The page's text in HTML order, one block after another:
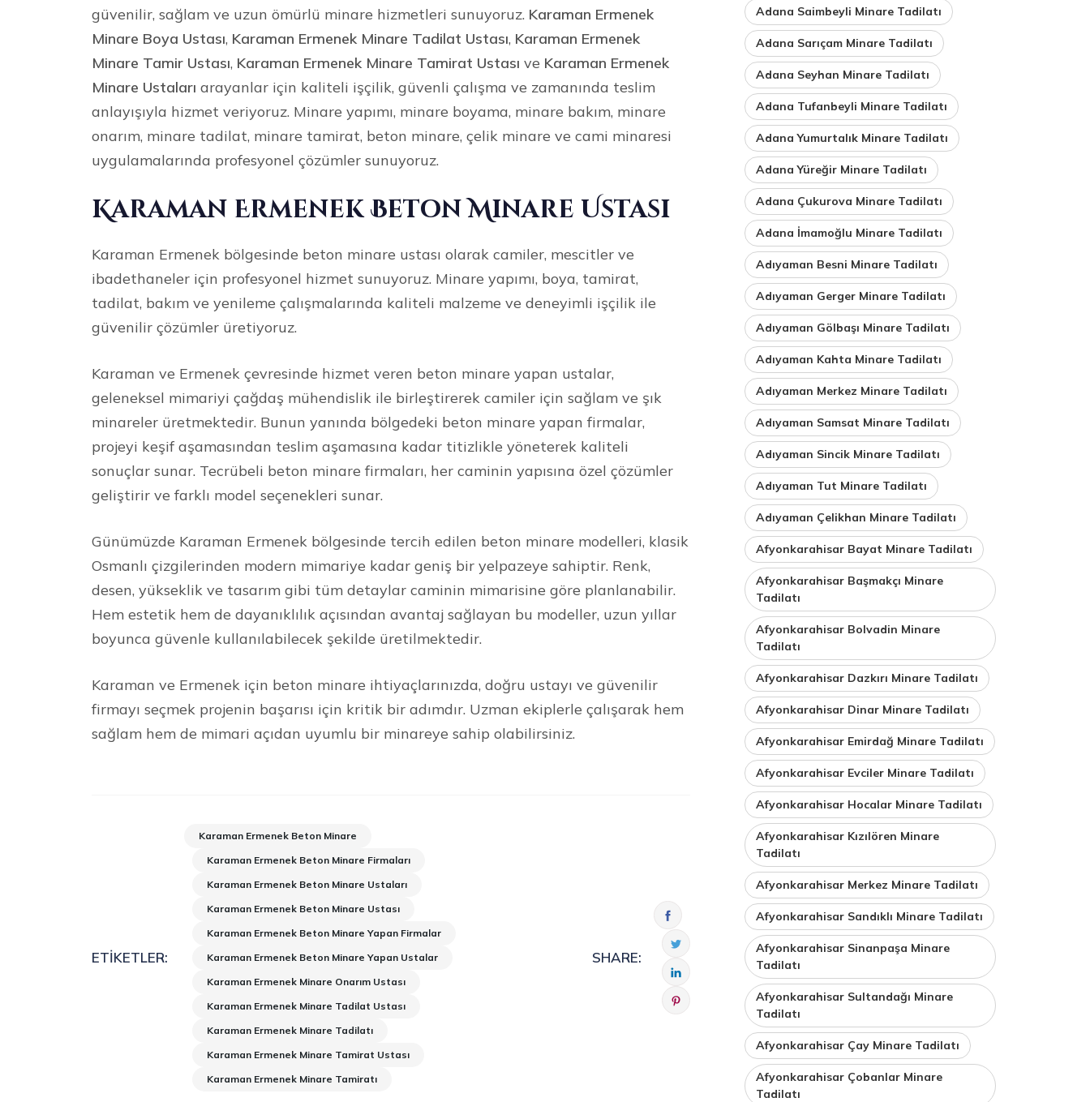
güvenilir, sağlam ve uzun ömürlü minare hizmetleri sunuyoruz. Karaman Ermenek
Minare Boya Ustası, Karaman Ermenek Minare Tadilat Ustası, Karaman Ermenek
Minare Tamir Ustası, Karaman Ermenek Minare Tamirat Ustası ve Karaman Ermenek
Minare Ustaları arayanlar için kaliteli işçilik, güvenli çalışma ve zamanında teslim
anlayışıyla hizmet veriyoruz. Minare yapımı, minare boyama, minare bakım, minare
onarım, minare tadilat, minare tamirat, beton minare, çelik minare ve cami minaresi
uygulamalarında profesyonel çözümler sunuyoruz.
Karaman Ermenek Beton Minare Ustası
Karaman Ermenek bölgesinde beton minare ustası olarak camiler, mescitler ve
ibadethaneler için profesyonel hizmet sunuyoruz. Minare yapımı, boya, tamirat,
tadilat, bakım ve yenileme çalışmalarında kaliteli malzeme ve deneyimli işçilik ile
güvenilir çözümler üretiyoruz.
Karaman ve Ermenek çevresinde hizmet veren beton minare yapan ustalar,
geleneksel mimariyi çağdaş mühendislik ile birleştirerek camiler için sağlam ve şık
minareler üretmektedir. Bunun yanında bölgedeki beton minare yapan firmalar,
projeyi keşif aşamasından teslim aşamasına kadar titizlikle yöneterek kaliteli
sonuçlar sunar. Tecrübeli beton minare firmaları, her caminin yapısına özel çözümler
geliştirir ve farklı model seçenekleri sunar.
Günümüzde Karaman Ermenek bölgesinde tercih edilen beton minare modelleri, klasik
Osmanlı çizgilerinden modern mimariye kadar geniş bir yelpazeye sahiptir. Renk,
desen, yükseklik ve tasarım gibi tüm detaylar caminin mimarisine göre planlanabilir.
Hem estetik hem de dayanıklılık açısından avantaj sağlayan bu modeller, uzun yıllar
boyunca güvenle kullanılabilecek şekilde üretilmektedir.
Karaman ve Ermenek için beton minare ihtiyaçlarınızda, doğru ustayı ve güvenilir
firmayı seçmek projenin başarısı için kritik bir adımdır. Uzman ekiplerle çalışarak hem
sağlam hem de mimari açıdan uyumlu bir minareye sahip olabilirsiniz.
ETIKETLER:
Karaman Ermenek Beton Minare
Karaman Ermenek Beton Minare Firmaları
Karaman Ermenek Beton Minare Ustaları
Karaman Ermenek Beton Minare Ustası
Karaman Ermenek Beton Minare Yapan Firmalar
Karaman Ermenek Beton Minare Yapan Ustalar
Karaman Ermenek Minare Onarım Ustası
Karaman Ermenek Minare Tadilat Ustası
Karaman Ermenek Minare Tadilatı
Karaman Ermenek Minare Tamirat Ustası
Karaman Ermenek Minare Tamiratı
SHARE:
Adana Saimbeyli Minare Tadilatı
Adana Sarıçam Minare Tadilatı
Adana Seyhan Minare Tadilatı
Adana Tufanbeyli Minare Tadilatı
Adana Yumurtalık Minare Tadilatı
Adana Yüreğir Minare Tadilatı
Adana Çukurova Minare Tadilatı
Adana İmamoğlu Minare Tadilatı
Adıyaman Besni Minare Tadilatı
Adıyaman Gerger Minare Tadilatı
Adıyaman Gölbaşı Minare Tadilatı
Adıyaman Kahta Minare Tadilatı
Adıyaman Merkez Minare Tadilatı
Adıyaman Samsat Minare Tadilatı
Adıyaman Sincik Minare Tadilatı
Adıyaman Tut Minare Tadilatı
Adıyaman Çelikhan Minare Tadilatı
Afyonkarahisar Bayat Minare Tadilatı
Afyonkarahisar Başmakçı Minare
Tadilatı
Afyonkarahisar Bolvadin Minare
Tadilatı
Afyonkarahisar Dazkırı Minare Tadilatı
Afyonkarahisar Dinar Minare Tadilatı
Afyonkarahisar Emirdağ Minare Tadilatı
Afyonkarahisar Evciler Minare Tadilatı
Afyonkarahisar Hocalar Minare Tadilatı
Afyonkarahisar Kızılören Minare
Tadilatı
Afyonkarahisar Merkez Minare Tadilatı
Afyonkarahisar Sandıklı Minare Tadilatı
Afyonkarahisar Sinanpaşa Minare
Tadilatı
Afyonkarahisar Sultandağı Minare
Tadilatı
Afyonkarahisar Çay Minare Tadilatı
Afyonkarahisar Çobanlar Minare
Tadilatı